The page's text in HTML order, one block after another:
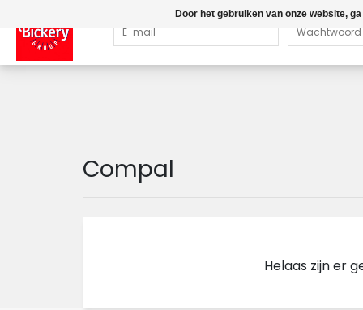
Compal
Helaas zijn er
Door het gebruiken van onze website,